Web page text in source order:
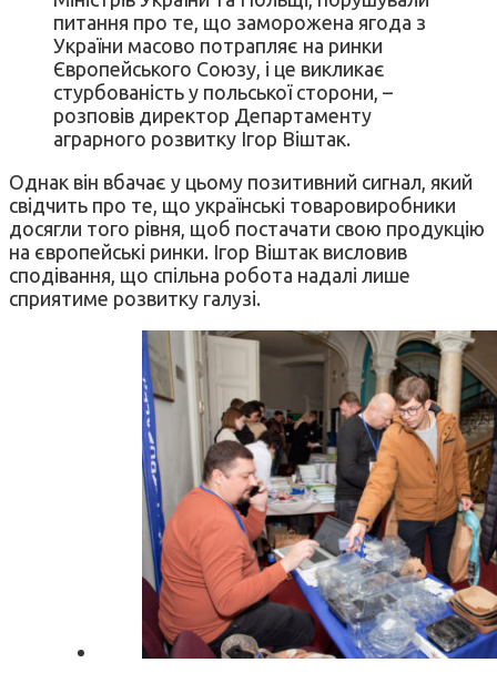
питання про те, що заморожена ягода з
України масово потрапляє на ринки
Європейського Союзу, і це викликає
стурбованість у польської сторони, –
розповів директор Департаменту
аграрного розвитку Ігор Віштак.
Однак він вбачає у цьому позитивний сигнал, який
свідчить про те, що українські товаровиробники
досягли того рівня, щоб постачати свою продукцію
на європейські ринки. Ігор Віштак висловив
сподівання, що спільна робота надалі лише
сприятиме розвитку галузі.